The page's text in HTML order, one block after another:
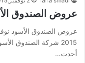
عروض الصندوق
2015 شركة الصندوق
أحدث…